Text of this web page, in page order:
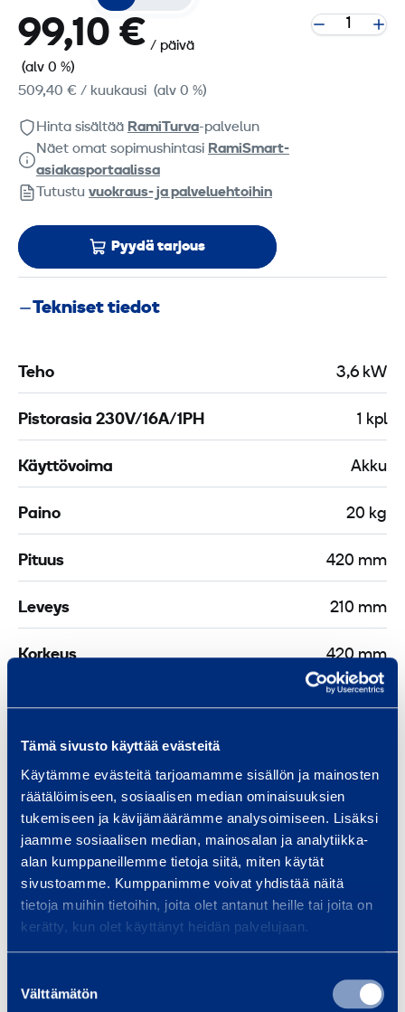
Tämä sivusto käyttää evästeitä
Käytämme evästeitä tarjoamamme sisällön ja mainosten
räätälöimiseen, sosiaalisen median ominaisuuksien
tukemiseen ja kävijämäärämme analysoimiseen. Lisäksi
jaamme sosiaalisen median, mainosalan ja analytiikka-
alan kumppaneillemme tietoja siitä, miten käytät
sivustoamme. Kumppanimme voivat yhdistää näitä
tietoja muihin tietoihin, joita olet antanut heille tai joita on
kerätty, kun olet käyttänyt heidän palvelujaan.
valinta
Välttämätön
99,10 € / päivä
(alv 0 %)
509,40 € / kuukausi (alv 0 %)
Hinta sisältää RamiTurva-palvelun
Näet omat sopimushintasi RamiSmart-
asiakasportaalissa
Tutustu vuokraus- ja palveluehtoihin
Pyydä tarjous
Tekniset tiedot
Teho 3,6 kW
Pistorasia 230V/16A/1PH 1 kpl
Käyttövoima Akku
Paino 20 kg
Pituus 420 mm
Leveys 210 mm
Korkeus 420 mm
Asiakirjat
Samankaltaisia tuotteita
V
i
r